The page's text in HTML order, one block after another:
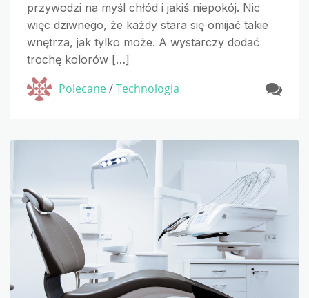
przywodzi na myśl chłód i jakiś niepokój. Nic
więc dziwnego, że każdy stara się omijać takie
wnętrza, jak tylko może. A wystarczy dodać
trochę kolorów […]
Polecane/Technologia